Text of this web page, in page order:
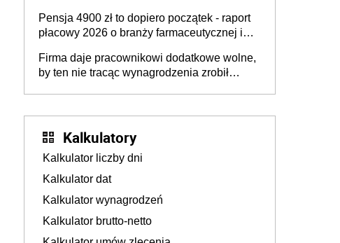
ubezpieczeniom społecznym
Pensja 4900 zł to dopiero początek - raport
płacowy 2026 o branży farmaceutycznej i
Firma daje pracownikowi dodatkowe wolne,
by ten nie tracąc wynagrodzenia zrobił
Kalkulatory
Kalkulator liczby dni
Kalkulator dat
Kalkulator wynagrodzeń
Kalkulator brutto-netto